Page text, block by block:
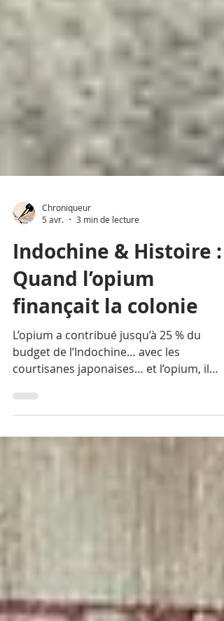
Chroniqueur
5 avr.
3 min de lecture
Indochine & Histoire :
Quand l’opium
finançait la colonie
L’opium a contribué jusqu’à 25 % du
budget de l’Indochine… avec les